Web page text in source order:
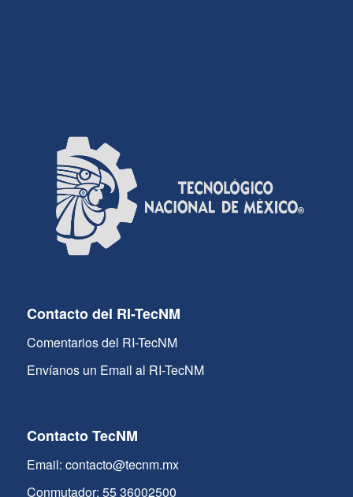
Contacto del RI-TecNM
Comentarios del RI-TecNM
Envíanos un Email al RI-TecNM
Contacto TecNM
Email: contacto@tecnm.mx
Conmutador: 55 36002500